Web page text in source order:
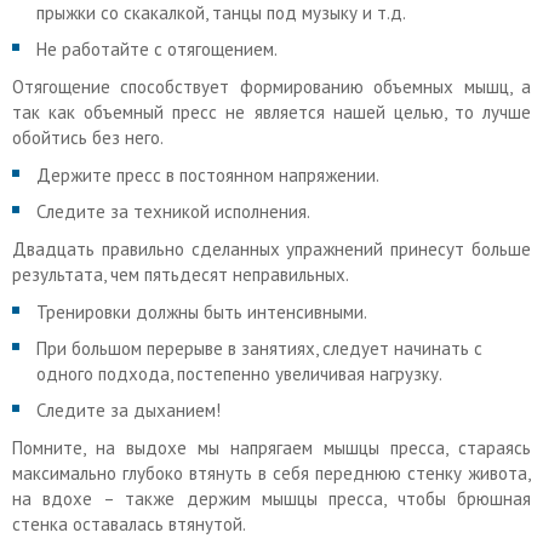
прыжки со скакалкой, танцы под музыку и т.д.
Не работайте с отягощением.
Отягощение способствует формированию объемных мышц, а
так как объемный пресс не является нашей целью, то лучше
обойтись без него.
Держите пресс в постоянном напряжении.
Следите за техникой исполнения.
Двадцать правильно сделанных упражнений принесут больше
результата, чем пятьдесят неправильных.
Тренировки должны быть интенсивными.
При большом перерыве в занятиях, следует начинать с
одного подхода, постепенно увеличивая нагрузку.
Следите за дыханием!
Помните, на выдохе мы напрягаем мышцы пресса, стараясь
максимально глубоко втянуть в себя переднюю стенку живота,
на вдохе – также держим мышцы пресса, чтобы брюшная
стенка оставалась втянутой.